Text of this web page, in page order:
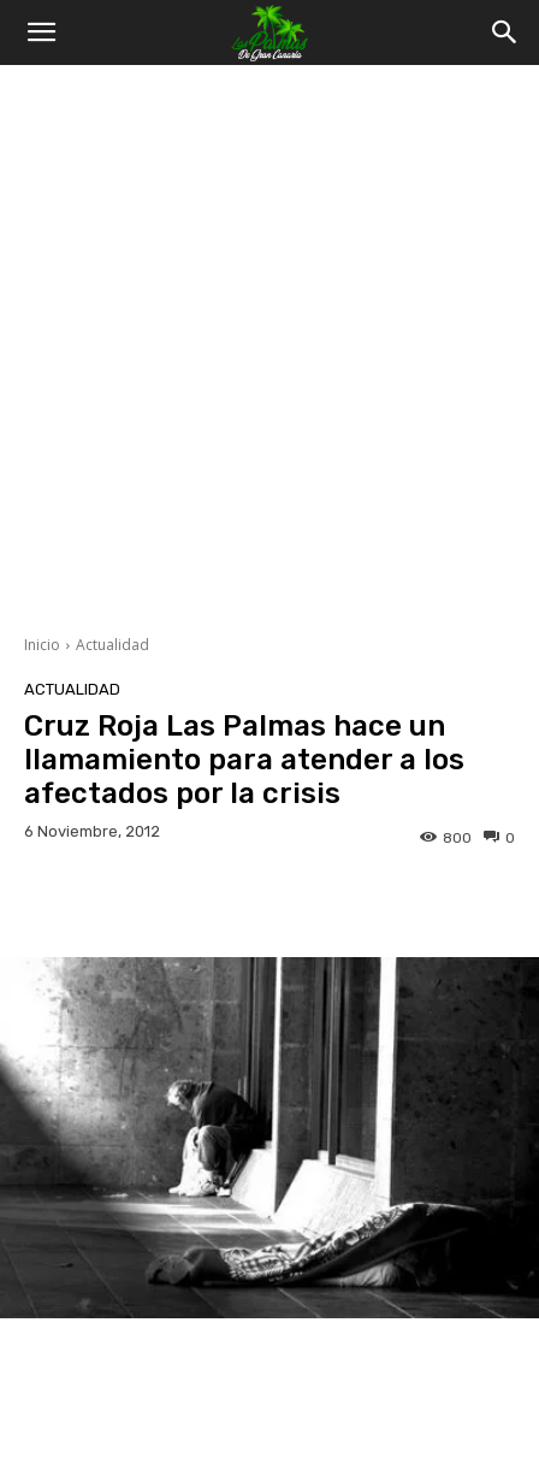
Inicio Actualidad
ACTUALIDAD
Cruz Roja Las Palmas hace un
llamamiento para atender a los
afectados por la crisis
6 Noviembre, 2012 0
800